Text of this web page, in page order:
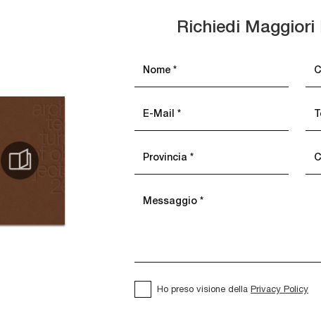
Richiedi Maggiori
Ho preso visione della Privacy Policy